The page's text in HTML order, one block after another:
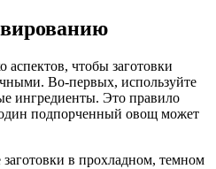
аспектов, чтобы заготовки
Во-первых, используйте
ингредиенты. Это правило
подпорченный овощ может
в прохладном, темном